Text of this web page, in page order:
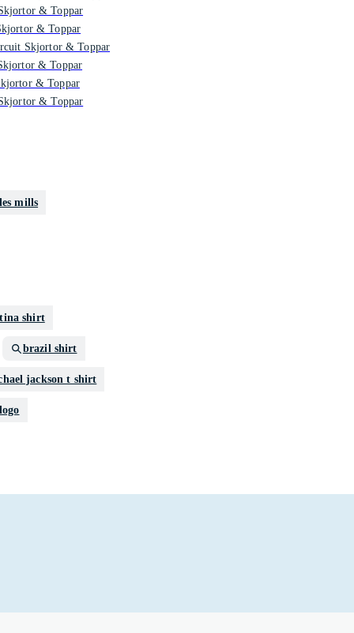
& Toppar
& Toppar
Skjortor & Toppar
& Toppar
& Toppar
& Toppar
les mills
shirt
brazil shirt
jackson t shirt